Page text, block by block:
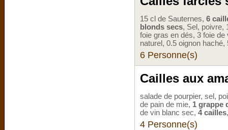
15 cl de Sauternes, 6
blonds secs, Sel, poivre,
foie gras en dés, 3 foie
naturel, 0.5 oignon
6 Personne(s)
Cailles aux
salade de pourpier, sel,
de pain de mie, 1 grappe
de vin blanc sec, 4 cailles
4 Personne(s)